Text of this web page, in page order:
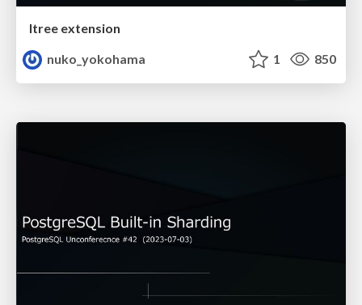
ltree extension
nuko_yokohama
1 850